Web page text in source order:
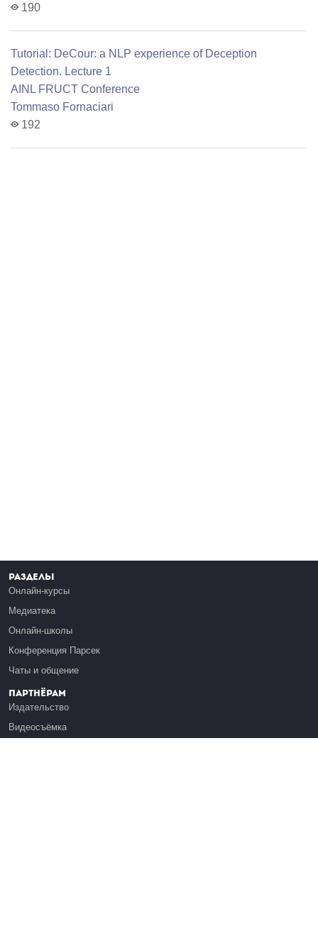
190
Tutorial: DeCour: a NLP experience of Deception
Detection. Lecture 1
AINL FRUCT Conference
Tommaso Fornaciari
192
Разделы
Онлайн-курсы
Медиатека
Онлайн-школы
Конференция Парсек
Чаты и общение
Партнёрам
Издательство
Видеосъёмка